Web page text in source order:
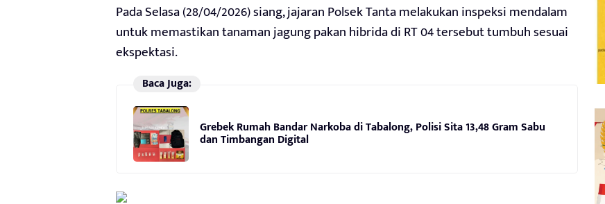
Pada Selasa (28/04/2026) siang, jajaran Polsek Tanta melakukan inspeksi mendalam
untuk memastikan tanaman jagung pakan hibrida di RT 04 tersebut tumbuh sesuai
ekspektasi.
Baca Juga:
Grebek Rumah Bandar Narkoba di Tabalong, Polisi Sita 13,48 Gram Sabu
dan Timbangan Digital